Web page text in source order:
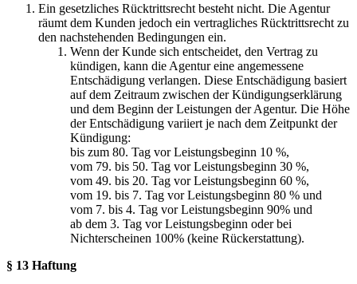
Ein gesetzliches Rücktrittsrecht besteht nicht. Die Agentur
räumt dem Kunden jedoch ein vertragliches Rücktrittsrecht zu
den nachstehenden Bedingungen ein.
Wenn der Kunde sich entscheidet, den Vertrag zu
kündigen, kann die Agentur eine angemessene
Entschädigung verlangen. Diese Entschädigung basiert
auf dem Zeitraum zwischen der Kündigungserklärung
und dem Beginn der Leistungen der Agentur. Die Höhe
der Entschädigung variiert je nach dem Zeitpunkt der
Kündigung:
bis zum 80. Tag vor Leistungsbeginn 10 %,
vom 79. bis 50. Tag vor Leistungsbeginn 30 %,
vom 49. bis 20. Tag vor Leistungsbeginn 60 %,
vom 19. bis 7. Tag vor Leistungsbeginn 80 % und
vom 7. bis 4. Tag vor Leistungsbeginn 90% und
ab dem 3. Tag vor Leistungsbeginn oder bei
Nichterscheinen 100% (keine Rückerstattung).
§ 13 Haftung